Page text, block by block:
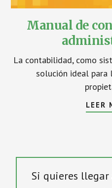
Manual de
La contabilidad, como
solución ideal para
LEER
Si quieres llegar